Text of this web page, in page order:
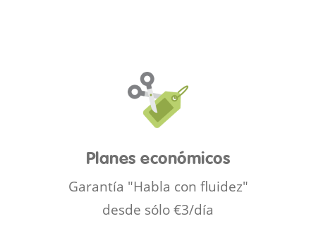
Planes económicos
Garantía "Habla con fluidez"
desde sólo €3/día